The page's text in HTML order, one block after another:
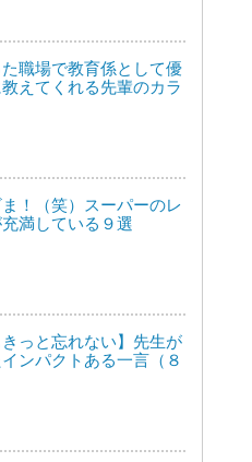
職場で教育係として優
えてくれる先輩のカラ
！（笑）スーパーのレ
満している９選
きっと忘れない】先生が
ンパクトある一言（８